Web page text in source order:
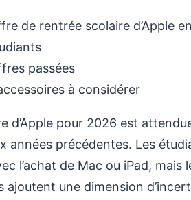
de rentrée scolaire d’Apple
passées
à considérer
d’Apple pour 2026 est
années précédentes. Les
l’achat de Mac ou iPad,
ajoutent une dimension